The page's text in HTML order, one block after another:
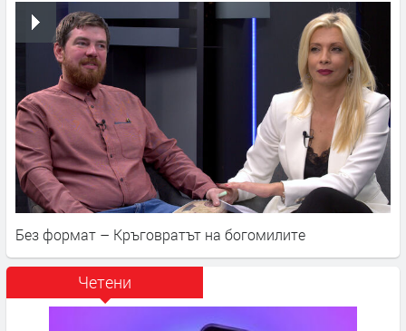
Без формат – Кръговратът на богомилите
Четени